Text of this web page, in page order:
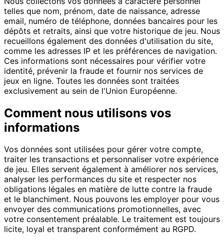
telles que nom, prénom, date de naissance, adresse
email, numéro de téléphone, données bancaires pour les
dépôts et retraits, ainsi que votre historique de jeu. Nous
recueillons également des données d'utilisation du site,
comme les adresses IP et les préférences de navigation.
Ces informations sont nécessaires pour vérifier votre
identité, prévenir la fraude et fournir nos services de
jeux en ligne. Toutes les données sont traitées
exclusivement au sein de l'Union Européenne.
Comment nous utilisons vos
informations
Vos données sont utilisées pour gérer votre compte,
traiter les transactions et personnaliser votre expérience
de jeu. Elles servent également à améliorer nos services,
analyser les performances du site et respecter nos
obligations légales en matière de lutte contre la fraude
et le blanchiment. Nous pouvons les employer pour vous
envoyer des communications promotionnelles, avec
votre consentement préalable. Le traitement est toujours
licite, loyal et transparent conformément au RGPD.